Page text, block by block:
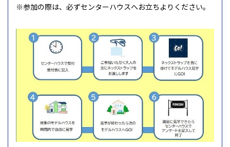
※参加の際は、必ずセンターハウスへお立ちよりください。